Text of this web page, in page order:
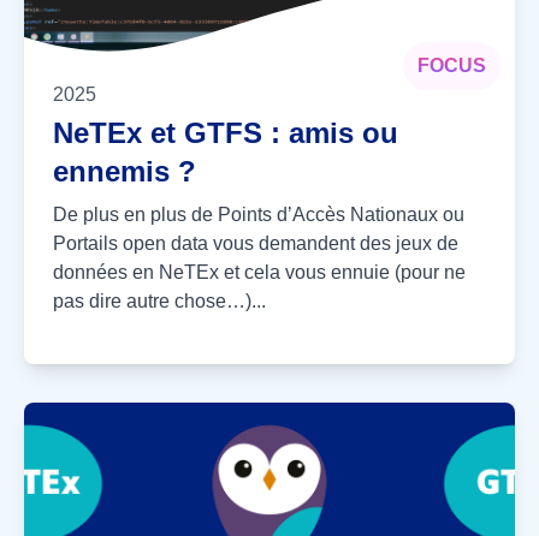
FOCUS
2025
NeTEx et GTFS : amis ou
ennemis ?
De plus en plus de Points d’Accès Nationaux ou
Portails open data vous demandent des jeux de
données en NeTEx et cela vous ennuie (pour ne
pas dire autre chose…)...